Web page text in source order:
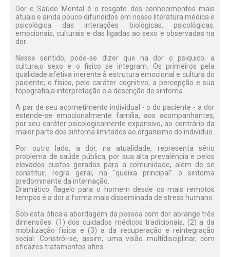
Dor e Saúde Mental é o resgate dos conhecimentos mais
atuais e ainda pouco difundidos em nosso literatura médica e
psicológica das interações biológicas, psicológicas,
emocionais, culturais e das ligadas ao sexo e observadas na
dor.
Nesse sentido, pode-se dizer que na dor o psiquico, a
cultura,o sexo e o fisico se integram. Os primeiros pela
qualidade afetiva inerente à estrutura emocional e cultura do
paciente; o físico, pelo caráter cognitivo, a percepção e sua
topografia,a interpretação e a descrição do sintoma.
A par de seu acometimento individual - o do paciente - a dor
estende-se emocionalmente família, aos acompanhantes,
por seu caráter psicologicamente expansivo, ao contrário da
maior parte dos sintoma limitados ao organismo do individuo.
Por outro lado, a dor, na atualidade, representa sério
problema de saúde pública, por sua alta prevalência e pelos
elevados custos gerados para a comunidade, além de se
constituir, regra geral, na "queixa principal" o sintoma
predominante da internação.
Dramático flagelo para o homem desde os mais remotos
tempos é a dor a forma mais disseminada de stress humano.
Sob esta ótica a abordagem da pessoa com dor abrange três
dimensões: (1) dos cuidados médicos tradicionais, (2) a da
mobilização física e (3) a da recuperação e reintegração
social. Constrói-se, assim, uma visão multidisciplinar, com
eficazes tratamentos afins.